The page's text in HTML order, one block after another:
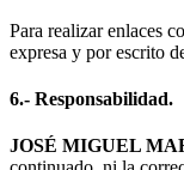
Para realizar enlaces
expresa y por escrito
6.- Responsabilidad.
JOSÉ MIGUEL